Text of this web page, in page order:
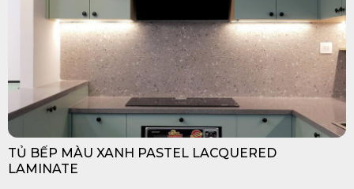
TỦ BẾP MÀU XANH PASTEL LACQUERED
LAMINATE